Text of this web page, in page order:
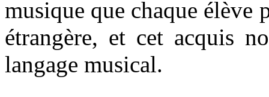
musique que chaque élève
étrangère, et cet acquis
langage musical.